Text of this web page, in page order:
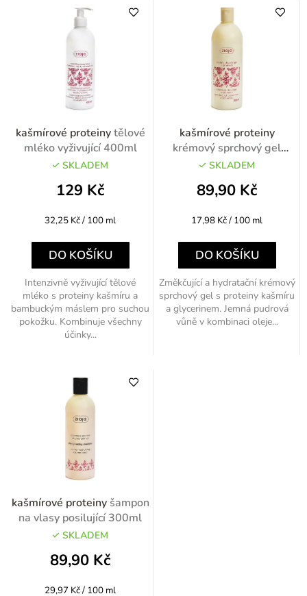
kašmírové proteinytělové
mléko vyživující 400ml
SKLADEM
129 Kč
Měrná
32,25 Kč / 100 ml
DO KOŠÍKU
Intenzivně vyživující tělové
mléko s proteiny kašmíru a
bambuckým máslem pro suchou
pokožku. Kombinuje všechny
účinky...
kašmírové proteiny
krémový sprchový gel
500ml
SKLADEM
89,90 Kč
Měrná
17,98 Kč / 100 ml
DO KOŠÍKU
Změkčující a hydratační krémový
sprchový gel s proteiny kašmíru
a glycerinem. Jemná pudrová
vůně v kombinaci oleje...
kašmírové proteiny šampon
na vlasy posilující 300ml
SKLADEM
89,90 Kč
Měrná
29,97 Kč / 100 ml